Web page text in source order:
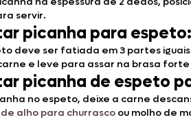
servir.
picanha para
deve ser fatiada em 3 partes
e leve para assar na brasa
picanha de espeto
no espeto, deixe a carne
alho para churrasco ou molho de